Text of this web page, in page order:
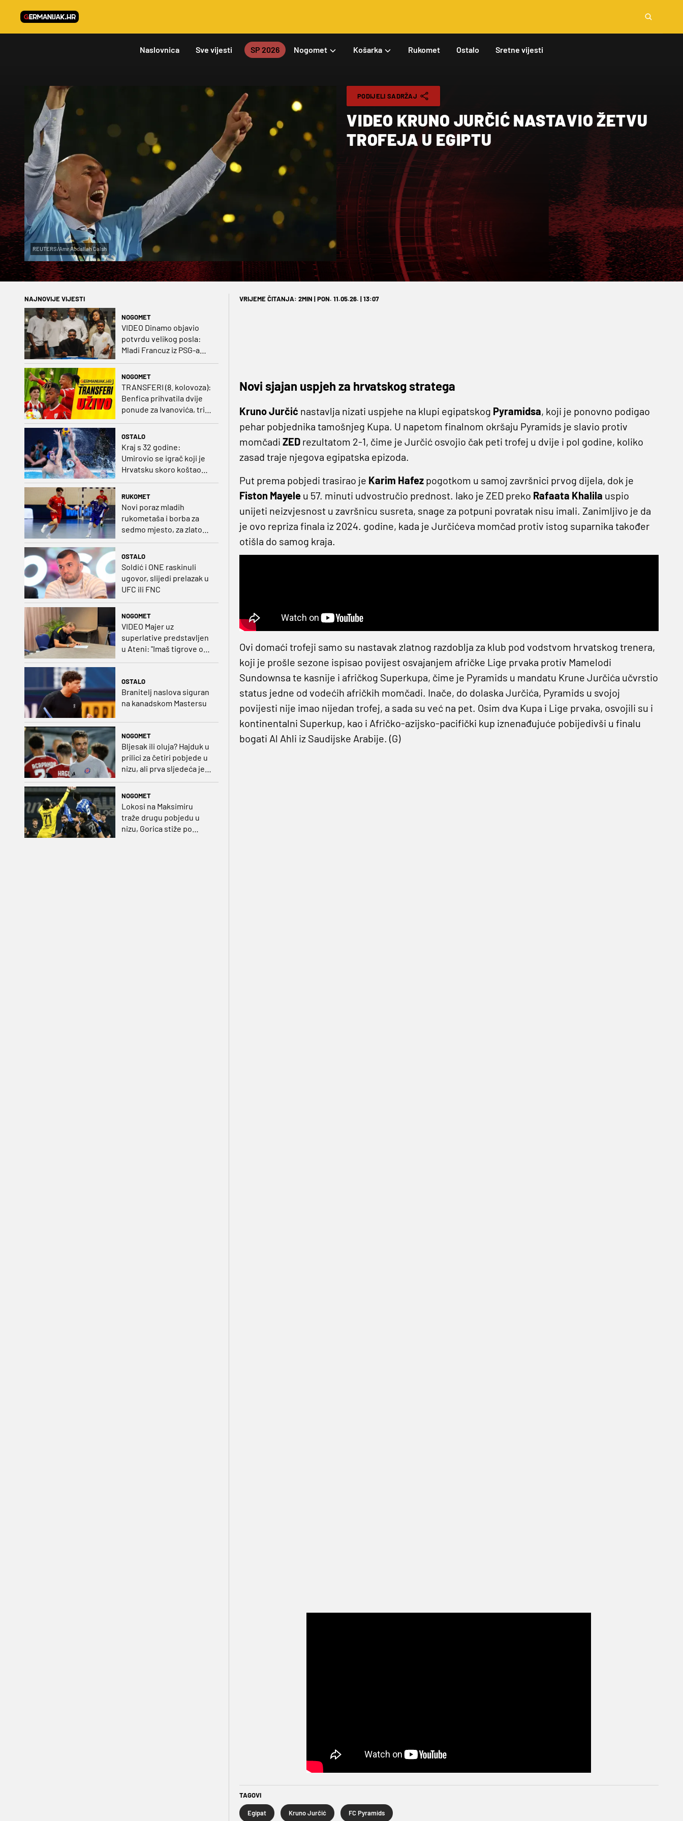
Naslovnica Sve vijesti SP 2026 Nogomet Košarka Rukomet Ostalo Sretne vijesti
REUTERS/Amr Abdallah Dalsh
PODIJELI SADRŽAJ
VIDEO KRUNO JURČIĆ NASTAVIO ŽETVU
TROFEJA U EGIPTU
NAJNOVIJE VIJESTI
NOGOMET
VIDEO Dinamo objavio
potvrdu velikog posla:
Mladi Francuz iz PSG-a
NOGOMET
TRANSFERI (8. kolovoza):
Benfica prihvatila dvije
ponude za Ivanovića, tri
OSTALO
Kraj s 32 godine:
Umirovio se igrač koji je
Hrvatsku skoro koštao
svjetskog zlata
RUKOMET
Novi poraz mladih
rukometaša i borba za
sedmo mjesto, za zlato
se bore Slovenci i
OSTALO
Soldić i ONE raskinuli
ugovor, slijedi prelazak u
UFC ili FNC
NOGOMET
VIDEO Majer uz
superlative predstavljen
u Ateni: "Imaš tigrove oči,
OSTALO
Branitelj naslova siguran
na kanadskom Mastersu
NOGOMET
Bljesak ili oluja? Hajduk u
prilici za četiri pobjede u
nizu, ali prva sljedeća je
NOGOMET
Lokosi na Maksimiru
traže drugu pobjedu u
nizu, Gorica stiže po
VRIJEME ČITANJA: 2MIN | PON. 11.05.26. | 13:07
Novi sjajan uspjeh za hrvatskog stratega
Kruno Jurčić nastavlja nizati uspjehe na klupi egipatskog Pyramidsa, koji je ponovno podigao
pehar pobjednika tamošnjeg Kupa. U napetom finalnom okršaju Pyramids je slavio protiv
momčadi ZED rezultatom 2-1, čime je Jurčić osvojio čak peti trofej u dvije i pol godine, koliko
zasad traje njegova egipatska epizoda.
Put prema pobjedi trasirao je Karim Hafez pogotkom u samoj završnici prvog dijela, dok je
Fiston Mayeleu 57. minuti udvostručio prednost. Iako je ZED preko Rafaata Khalila uspio
unijeti neizvjesnost u završnicu susreta, snage za potpuni povratak nisu imali. Zanimljivo je da
je ovo repriza finala iz 2024. godine, kada je Jurčićeva momčad protiv istog suparnika također
otišla do samog kraja.
Ovi domaći trofeji samo su nastavak zlatnog razdoblja za klub pod vodstvom hrvatskog trenera,
koji je prošle sezone ispisao povijest osvajanjem afričke Lige prvaka protiv Mamelodi
Sundownsa te kasnije i afričkog Superkupa, čime je Pyramids u mandatu Krune Jurčića učvrstio
status jedne od vodećih afričkih momčadi. Inače, do dolaska Jurčića, Pyramids u svojoj
povijesti nije imao nijedan trofej, a sada su već na pet. Osim dva Kupa i Lige prvaka, osvojili su i
kontinentalni Superkup, kao i Afričko-azijsko-pacifički kup iznenađujuće pobijedivši u finalu
bogati Al Ahli iz Saudijske Arabije. (G)
TAGOVI
Egipat Kruno Jurčić FC Pyramids